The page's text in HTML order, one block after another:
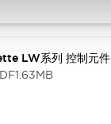
LW系列 控制元件
1.63MB